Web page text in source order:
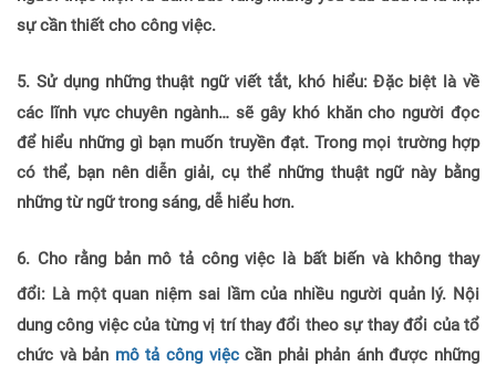
sự cần thiết cho công việc.
5. Sử dụng những thuật ngữ viết tắt, khó hiểu:Đặc biệt là về
các lĩnh vực chuyên ngành… sẽ gây khó khăn cho người đọc
để hiểu những gì bạn muốn truyền đạt. Trong mọi trường hợp
có thể, bạn nên diễn giải, cụ thể những thuật ngữ này bằng
những từ ngữ trong sáng, dễ hiểu hơn.
6. Cho rằng bản mô tả công việc là bất biến và không thay
đổi: Là một quan niệm sai lầm của nhiều người quản lý. Nội
dung công việc của từng vị trí thay đổi theo sự thay đổi của tổ
chức và bản mô tả công việccần phải phản ánh được những